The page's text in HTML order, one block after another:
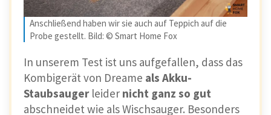
Anschließend haben wir sie auch auf Teppich auf die
Probe gestellt. Bild: © Smart Home Fox
In unserem Test ist uns aufgefallen, dass das
Kombigerät von Dreame als Akku-
Staubsauger leider nicht ganz so gut
abschneidet wie als Wischsauger. Besonders